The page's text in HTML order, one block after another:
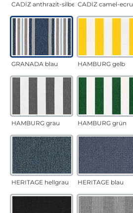
CADÍZ anthrazit-silber CADÍZ camel-ecru
GRANADA blau HAMBURG gelb
HAMBURG grau HAMBURG grün
HERITAGE hellgrau HERITAGE blau